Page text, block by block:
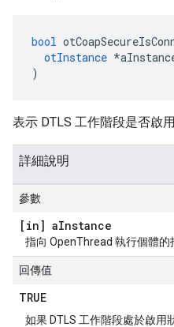
bool
otInstance *
)
表示 DTLS 工作階段是否啟用
詳細說明
參數
[in] aInstance
指向 OpenThread 執行個體的
回傳值
TRUE
如果 DTLS 工作階段處於啟用